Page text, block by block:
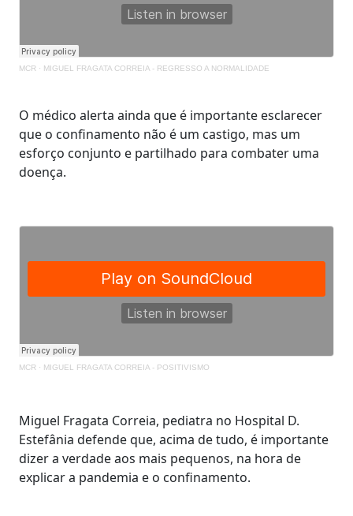
MCR · MIGUEL FRAGATA CORREIA - REGRESSO A NORMALIDADE
O médico alerta ainda que é importante esclarecer
que o confinamento não é um castigo, mas um
esforço conjunto e partilhado para combater uma
doença.
MCR · MIGUEL FRAGATA CORREIA - POSITIVISMO
Miguel Fragata Correia, pediatra no Hospital D.
Estefânia defende que, acima de tudo, é importante
dizer a verdade aos mais pequenos, na hora de
explicar a pandemia e o confinamento.